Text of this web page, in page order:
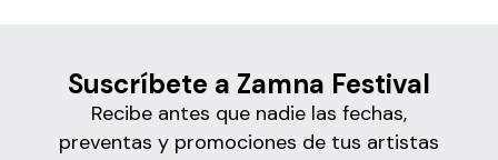
Suscríbete a Zamna Festival
Recibe antes que nadie las fechas,
preventas y promociones de tus artistas